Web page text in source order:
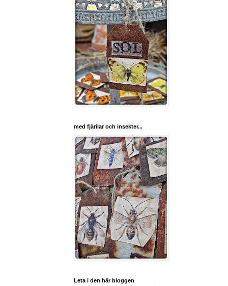
med fjärilar och insekter...
Leta i den här bloggen